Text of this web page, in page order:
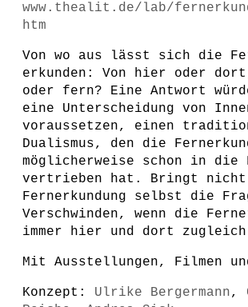
www.thealit.de/lab/
htm
Von wo aus lässt sich die
erkunden: Von hier oder
oder fern? Eine Antwort
eine Unterscheidung von
voraussetzen, einen
Dualismus, den die
möglicherweise schon in die
vertrieben hat. Bringt
Fernerkundung selbst die
Verschwinden, wenn die
immer hier und dort
Mit Ausstellungen, Filmen und
Konzept: Ulrike Bergermann,